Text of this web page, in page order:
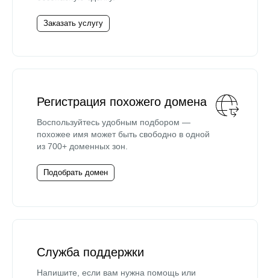
Заказать услугу
Регистрация похожего домена
Воспользуйтесь удобным подбором —
похожее имя может быть свободно в одной
из 700+ доменных зон.
Подобрать домен
Служба поддержки
Напишите, если вам нужна помощь или